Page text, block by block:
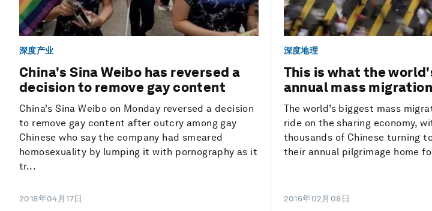
深度产业
China's Sina Weibo has reversed a
decision to remove gay content
China's Sina Weibo on Monday reversed a decision
to remove gay content after outcry among gay
Chinese who say the company had smeared
homosexuality by lumping it with pornography as it
tr...
2018年04月17日
深度地理
This is what the
annual mass
The world’s biggest mass
ride on the sharing economy,
thousands of Chinese turning
their annual pilgrimage home
2016年02月08日